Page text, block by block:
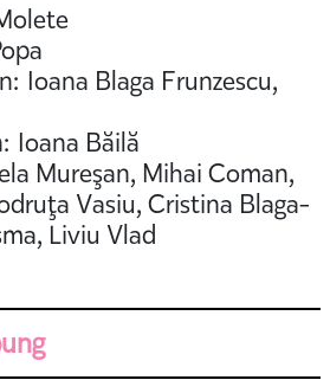
Ioana Blaga Frunzescu,
Ioana Băilă
Mureşan, Mihai Coman,
Vasiu, Cristina Blaga-
Liviu Vlad